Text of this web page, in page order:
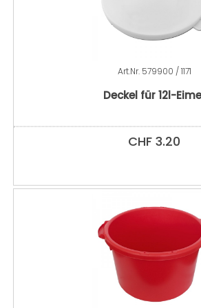
Art.Nr. 579900 / 1171
Deckel für 12l-
CHF 3.20